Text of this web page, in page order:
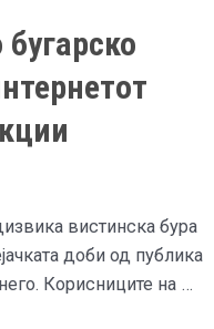
вистинска бура
доби од публика
Корисниците на …